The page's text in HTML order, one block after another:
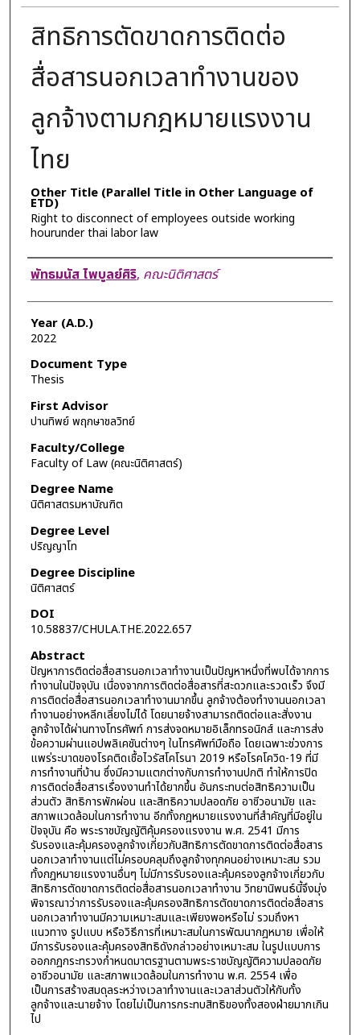
สิทธิการตัดขาดการติดต่อ
สื่อสารนอกเวลาทำงานของ
ลูกจ้างตามกฎหมายแรงงาน
ไทย
Other Title (Parallel Title in Other Language of
ETD)
Right to disconnect of employees outside working
hourunder thai labor law
Author
พัทธมนัส ไพบูลย์ศิริ, คณะนิติศาสตร์
Year (A.D.)
2022
Document Type
Thesis
First Advisor
ปานทิพย์ พฤกษาชลวิทย์
Faculty/College
Faculty of Law (คณะนิติศาสตร์)
Degree Name
นิติศาสตรมหาบัณฑิต
Degree Level
ปริญญาโท
Degree Discipline
นิติศาสตร์
DOI
10.58837/CHULA.THE.2022.657
Abstract
ปัญหาการติดต่อสื่อสารนอกเวลาทำงานเป็นปัญหาหนึ่งที่พบได้จากการ
ทำงานในปัจจุบัน เนื่องจากการติดต่อสื่อสารที่สะดวกและรวดเร็ว จึงมี
การติดต่อสื่อสารนอกเวลาทำงานมากขึ้น ลูกจ้างต้องทำงานนอกเวลา
ทำงานอย่างหลีกเลี่ยงไม่ได้ โดยนายจ้างสามารถติดต่อและสั่งงาน
ลูกจ้างได้ผ่านทางโทรศัพท์ การส่งจดหมายอิเล็กทรอนิกส์ และการส่ง
ข้อความผ่านแอปพลิเคชันต่างๆ ในโทรศัพท์มือถือ โดยเฉพาะช่วงการ
แพร่ระบาดของโรคติดเชื้อไวรัสโคโรนา 2019 หรือโรคโควิด-19 ที่มี
การทำงานที่บ้าน ซึ่งมีความแตกต่างกับการทำงานปกติ ทำให้การปิด
การติดต่อสื่อสารเรื่องงานทำได้ยากขึ้น อันกระทบต่อสิทธิความเป็น
ส่วนตัว สิทธิการพักผ่อน และสิทธิความปลอดภัย อาชีวอนามัย และ
สภาพแวดล้อมในการทำงาน อีกทั้งกฎหมายแรงงานที่สำคัญที่มีอยู่ใน
ปัจจุบัน คือ พระราชบัญญัติคุ้มครองแรงงาน พ.ศ. 2541 มีการ
รับรองและคุ้มครองลูกจ้างเกี่ยวกับสิทธิการตัดขาดการติดต่อสื่อสาร
นอกเวลาทำงานแต่ไม่ครอบคลุมถึงลูกจ้างทุกคนอย่างเหมาะสม รวม
ทั้งกฎหมายแรงงานอื่นๆ ไม่มีการรับรองและคุ้มครองลูกจ้างเกี่ยวกับ
สิทธิการตัดขาดการติดต่อสื่อสารนอกเวลาทำงาน วิทยานิพนธ์นี้จึงมุ่ง
พิจารณาว่าการรับรองและคุ้มครองสิทธิการตัดขาดการติดต่อสื่อสาร
นอกเวลาทำงานมีความเหมาะสมและเพียงพอหรือไม่ รวมถึงหา
แนวทาง รูปแบบ หรือวิธีการที่เหมาะสมในการพัฒนากฎหมาย เพื่อให้
มีการรับรองและคุ้มครองสิทธิดังกล่าวอย่างเหมาะสม ในรูปแบบการ
ออกกฎกระทรวงกำหนดมาตรฐานตามพระราชบัญญัติความปลอดภัย
อาชีวอนามัย และสภาพแวดล้อมในการทำงาน พ.ศ. 2554 เพื่อ
เป็นการสร้างสมดุลระหว่างเวลาทำงานและเวลาส่วนตัวให้กับทั้ง
ลูกจ้างและนายจ้าง โดยไม่เป็นการกระทบสิทธิของทั้งสองฝ่ายมากเกิน
ไป